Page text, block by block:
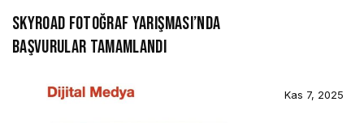
SKYROAD FOTOĞRAF YARIŞMASI’NDA
BAŞVURULAR TAMAMLANDI
Kas 7, 2025